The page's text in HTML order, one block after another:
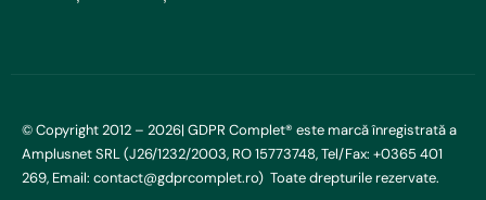
© Copyright 2012 – 2026| GDPR Complet® este marcă înregistrată a
Amplusnet SRL (J26/1232/2003, RO 15773748, Tel/Fax: +0365 401
269, Email: contact@gdprcomplet.ro) Toate drepturile rezervate.